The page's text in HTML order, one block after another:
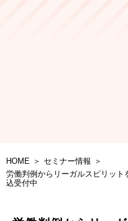
HOME
セミナー情報
労働判例からリーガルスピリット
込受付中